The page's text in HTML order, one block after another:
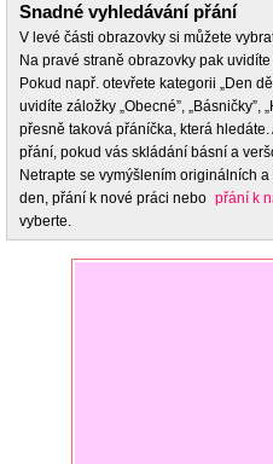
Snadné vyhledávání přání
V levé části obrazovky si můžete
Na pravé straně obrazovky pak
Pokud např. otevřete kategorii „Den
uvidíte záložky „Obecné”, „Básničky”,
přesně taková přáníčka, která
přání, pokud vás skládání básní a
Netrapte se vymýšlením originálních
den, přání k nové práci nebo přání k
vyberte.